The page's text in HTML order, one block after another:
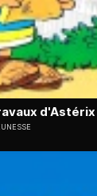
d'Astérix